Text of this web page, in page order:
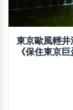
東京歐風輕
《保住東京巨